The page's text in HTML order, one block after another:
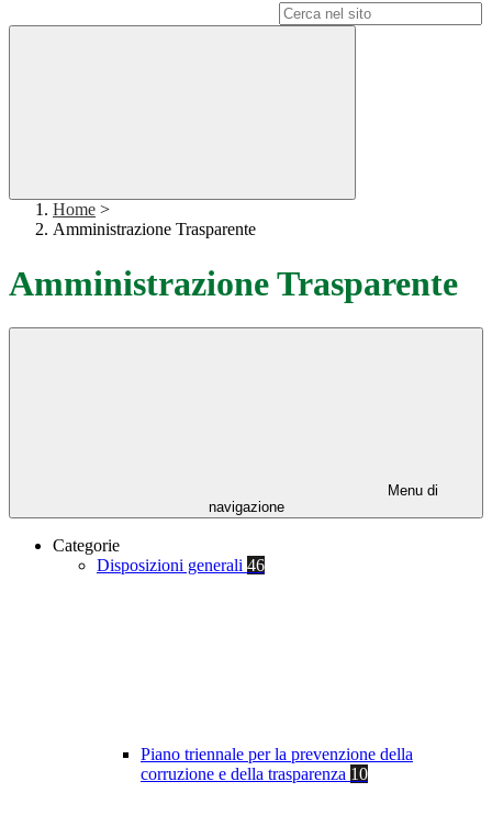
Home >
Amministrazione Trasparente
Amministrazione Trasparente
Menu di
navigazione
Categorie
Disposizioni generali 46
Piano triennale per la prevenzione della
corruzione e della trasparenza 10